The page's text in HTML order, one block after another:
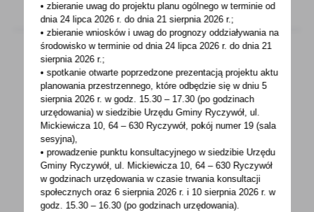
12 - 02 - 2024
VIII PIELGRZYMKA SOŁTYSÓW do Sanktuarium
Świętego Józefa w Kaliszu
Kalisz, Stawiszyn 16 marca 2024 r.11:45 -
Zbiórka pocztów sztandarowych przed
Sanktuarium św. Józefa...
• zbieranie uwag do projektu planu ogólnego w terminie od
dnia 24 lipca 2026 r. do dnia 21 sierpnia 2026 r.;
• zbieranie wniosków i uwag do prognozy oddziaływania na
środowisko w terminie od dnia 24 lipca 2026 r. do dnia 21
sierpnia 2026 r.;
• spotkanie otwarte poprzedzone prezentacją projektu aktu
planowania przestrzennego, które odbędzie się w dniu 5
sierpnia 2026 r.w godz. 15.30 – 17.30 (po godzinach
urzędowania) w siedzibie Urzędu Gminy Ryczywół, ul.
Mickiewicza 10, 64 – 630 Ryczywół, pokójnumer 19 (sala
sesyjna),
• prowadzenie punktu konsultacyjnego w siedzibie Urzędu
Gminy Ryczywół, ul. Mickiewicza 10, 64 – 630 Ryczywół
w godzinachurzędowania w czasie trwania konsultacji
społecznych oraz 6 sierpnia 2026 r. i 10 sierpnia 2026 r. w
godz. 15.30 – 16.30 (po godzinachurzędowania).